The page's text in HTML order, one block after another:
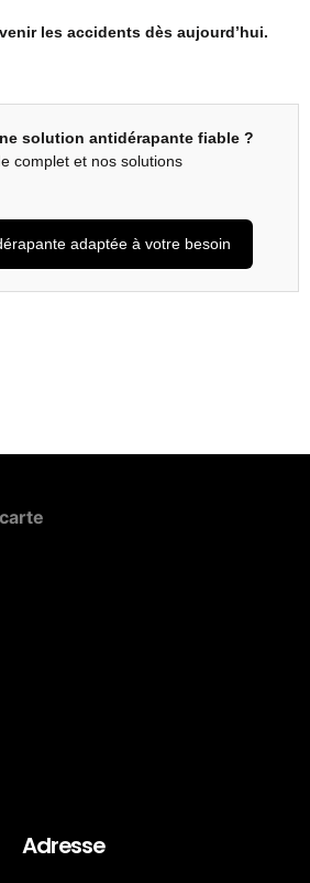
les accidents dès aujourd’hui.
solution antidérapante fiable ?
complet et nos solutions
adaptée à votre besoin
carte
Adresse